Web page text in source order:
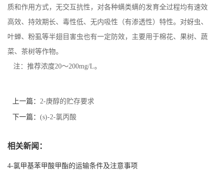
质和作用方式，无交互抗性，对各种螨类螨的发育全过程均有速效
高效、持效期长、毒性低、无内吸性（有渗透性）特性。对蚜虫、
叶蝉、粉虱等半翅目害虫也有一定防效，主要用于棉花、果树、蔬
菜、茶树等作物。
注：推荐浓度20～200mg/L。
上一篇： 2-庚醇的贮存要求
下一篇： (s)-2-氯丙酸
相关新闻：
4-氯甲基苯甲酸甲酯的运输条件及注意事项